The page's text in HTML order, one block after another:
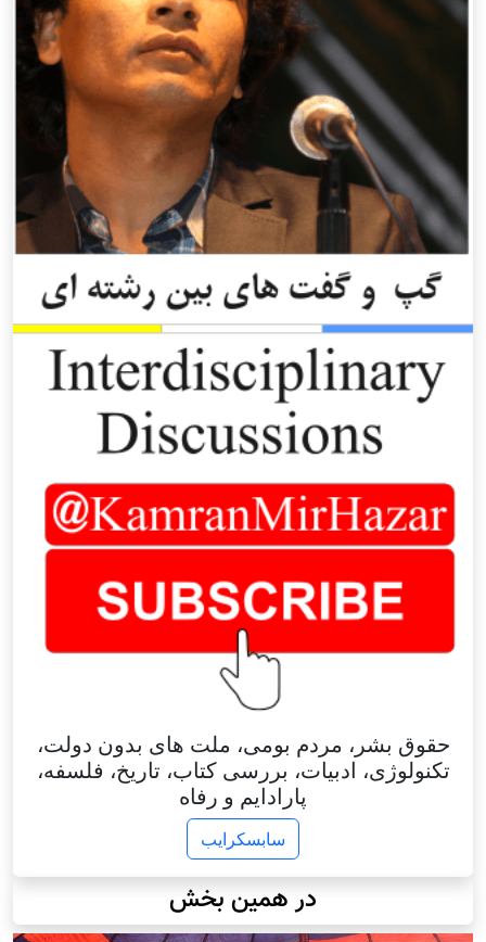
حقوق بشر، مردم بومی، ملت های بدون دولت،
تکنولوژی، ادبیات، بررسی کتاب، تاریخ، فلسفه،
پارادایم و رفاه
سابسکرایب
در همین بخش